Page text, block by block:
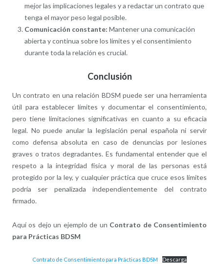
mejor las implicaciones legales y a redactar un contrato que
tenga el mayor peso legal posible.
Comunicación constante: Mantener una comunicación
abierta y continua sobre los límites y el consentimiento
durante toda la relación es crucial.
Conclusión
Un contrato en una relación BDSM puede ser una herramienta
útil para establecer límites y documentar el consentimiento,
pero tiene limitaciones significativas en cuanto a su eficacia
legal. No puede anular la legislación penal española ni servir
como defensa absoluta en caso de denuncias por lesiones
graves o tratos degradantes. Es fundamental entender que el
respeto a la integridad física y moral de las personas está
protegido por la ley, y cualquier práctica que cruce esos límites
podría ser penalizada independientemente del contrato
firmado.
Aquí os dejo un ejemplo de un Contrato de Consentimiento
para Prácticas BDSM
Contrato de Consentimiento para Prácticas BDSM Descarga